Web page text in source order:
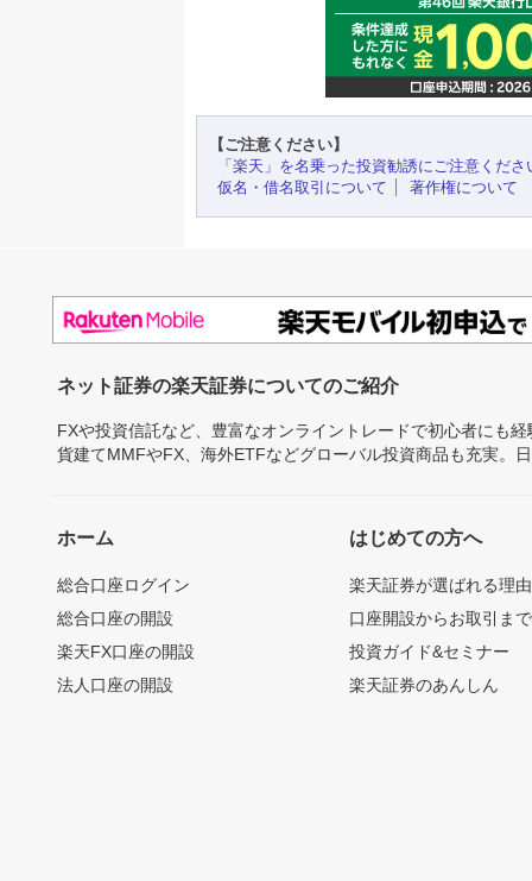
【ご注意ください】
「楽天」を名乗った投資勧誘にご注意くださ
仮名・借名取引について
著作権について
ネット証券の楽天証券についてのご紹介
FXや投資信託など、豊富なオンライントレードで初心者にも
貨建てMMFやFX、海外ETFなどグローバル投資商品も充実。
ホーム
総合口座ログイン
総合口座の開設
楽天FX口座の開設
法人口座の開設
はじめての方へ
楽天証券が選ばれる理由
口座開設からお取引ま
投資ガイド&セミナー
楽天証券のあんしん